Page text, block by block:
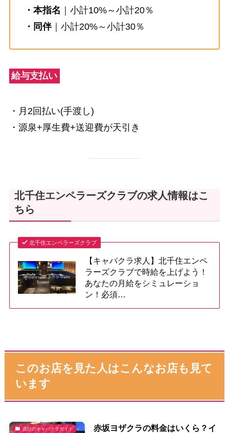
・本指名 ｜小計10%～小計20％
・同伴｜小計20%～小計30％
給与支払い
・月2回払い(手渡し)
・源泉+厚生費+送迎費が天引き
北千住エンペラーズクラブの求人情報はこ
ちら
北千住エンペラーズクラブ
【キャバクラ求人】北千住エンペ
ラーズクラブで時給を上げよう！
あなたの月給をシミュレーショ
ン！必須…
このお店を見た人はこんなお店も見て
います
流行のキャバクラガイド
赤坂ヨザクラの料金はいくら？イ